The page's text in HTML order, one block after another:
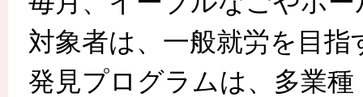
対象者は、一般就労を目
発見プログラムは、多業